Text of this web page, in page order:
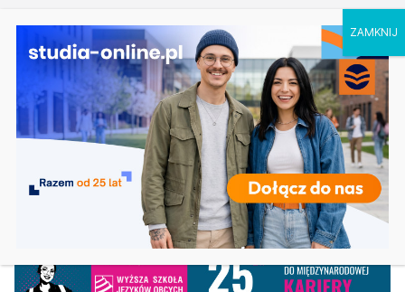
Ostatnie
wpisy:
Elektroniczne przetwarzanie informacji w
Krakowie
Prawo w Łomży
Pedagogika przedszkolna i wczesnoszkolna w
Skierniewicach
Kosmetologia w Opolu
Logistyka – studia inżynierskie na Uniwersytecie
Szczecińskim